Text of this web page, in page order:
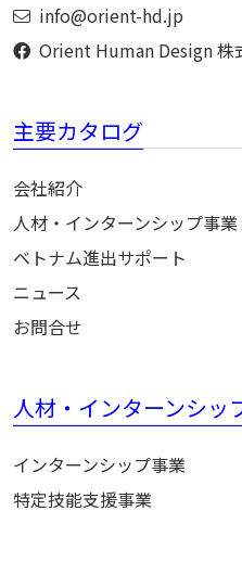
info@orient-hd.jp
Orient Human Design 株
主要カタログ
会社紹介
人材・インターンシップ事業
ベトナム進出サポート
ニュース
お問合せ
人材・インターンシッ
インターンシップ事業
特定技能支援事業